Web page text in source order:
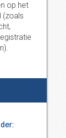
op het
(zoals